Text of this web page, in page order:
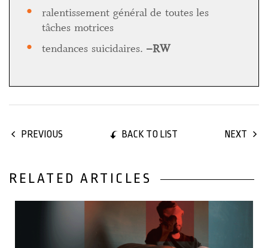
ralentissement général de toutes les
tâches motrices
tendances suicidaires. –RW
PREVIOUS BACK TO LIST NEXT
RELATED ARTICLES